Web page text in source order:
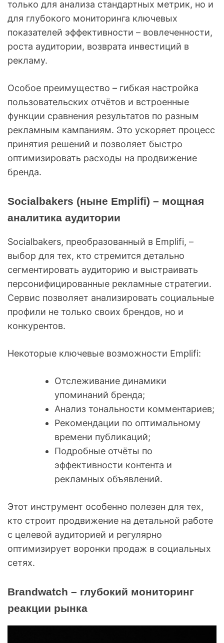
только для анализа стандартных метрик, но и
для глубокого мониторинга ключевых
показателей эффективности – вовлеченности,
роста аудитории, возврата инвестиций в
рекламу.
Особое преимущество – гибкая настройка
пользовательских отчётов и встроенные
функции сравнения результатов по разным
рекламным кампаниям. Это ускоряет процесс
принятия решений и позволяет быстро
оптимизировать расходы на продвижение
бренда.
Socialbakers (ныне Emplifi) – мощная
аналитика аудитории
Socialbakers, преобразованный в Emplifi, –
выбор для тех, кто стремится детально
сегментировать аудиторию и выстраивать
персонифицированные рекламные стратегии.
Сервис позволяет анализировать социальные
профили не только своих брендов, но и
конкурентов.
Некоторые ключевые возможности Emplifi:
Отслеживание динамики
упоминаний бренда;
Анализ тональности комментариев;
Рекомендации по оптимальному
времени публикаций;
Подробные отчёты по
эффективности контента и
рекламных объявлений.
Этот инструмент особенно полезен для тех,
кто строит продвижение на детальной работе
с целевой аудиторией и регулярно
оптимизирует воронки продаж в социальных
сетях.
Brandwatch – глубокий мониторинг
реакции рынка